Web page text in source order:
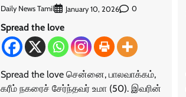
Daily News Tamil January 10, 2026 0
Spread the love
Spread the love சென்னை, பாலவாக்கம்,
கரீம் நகரைச் சேர்ந்தவர் உமா (50). இவரின்